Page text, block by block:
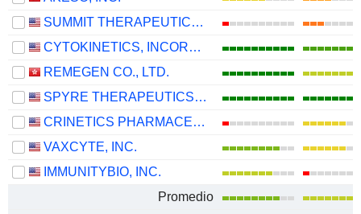
SUMMIT THERAPEUTICS INC.
CYTOKINETICS, INCORPORATED
REMEGEN CO., LTD.
SPYRE THERAPEUTICS, INC.
CRINETICS PHARMACEUTICALS, INC.
VAXCYTE, INC.
IMMUNITYBIO, INC.
Promedio